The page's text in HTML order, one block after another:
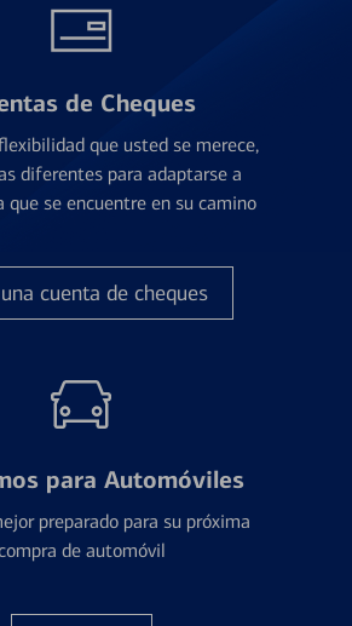
de Cheques
que usted se merece,
diferentes para adaptarse a
que se encuentre en su camino
cuenta de cheques
para Automóviles
preparado para su próxima
de automóvil